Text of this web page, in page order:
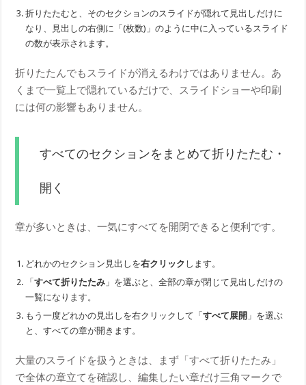
折りたたむと、そのセクションのスライドが隠れて見出しだけに
なり、見出しの右側に「(枚数)」のように中に入っているスライド
の数が表示されます。
折りたたんでもスライドが消えるわけではありません。あ
くまで一覧上で隠れているだけで、スライドショーや印刷
には何の影響もありません。
すべてのセクションをまとめて折りたたむ・
開く
章が多いときは、一気にすべてを開閉できると便利です。
どれかのセクション見出しを右クリック します。
「すべて折りたたみ 」を選ぶと、全部の章が閉じて見出しだけの
一覧になります。
もう一度どれかの見出しを右クリックして「すべて展開 」を選ぶ
と、すべての章が開きます。
大量のスライドを扱うときは、まず「すべて折りたたみ」
で全体の章立てを確認し、編集したい章だけ三角マークで